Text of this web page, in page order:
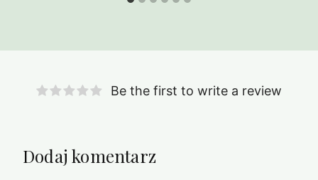
Be the first to write a review
Dodaj komentarz